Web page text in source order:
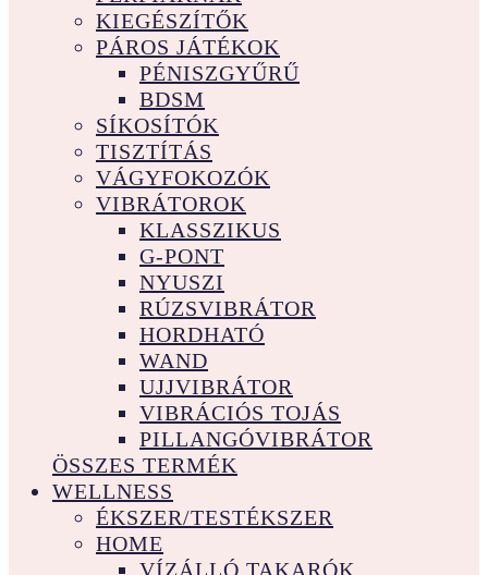
KIEGÉSZÍTŐK
PÁROS JÁTÉKOK
PÉNISZGYŰRŰ
BDSM
SÍKOSÍTÓK
TISZTÍTÁS
VÁGYFOKOZÓK
VIBRÁTOROK
KLASSZIKUS
G-PONT
NYUSZI
RÚZSVIBRÁTOR
HORDHATÓ
WAND
UJJVIBRÁTOR
VIBRÁCIÓS TOJÁS
PILLANGÓVIBRÁTOR
ÖSSZES TERMÉK
WELLNESS
ÉKSZER/TESTÉKSZER
HOME
VÍZÁLLÓ TAKARÓK